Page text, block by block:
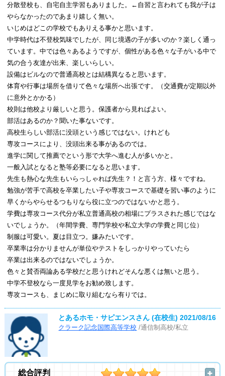
分散登校も、自宅自主学習もありました。←自習と言われても我が子は
やらなかったのであまり嬉しく無い。
いじめはどこの学校でもありえる事かと思います。
中学時代は不登校気味でしたが、同じ境遇の子が多いのか？楽しく通っ
ています。中では色々あるようですが、個性がある色々な子がいる中で
気の合う友達が出来、楽しいらしい。
設備はビルなので普通高校とは結構異なると思います。
体育や行事は場所を借りて色々な場所へ出張です。（交通費が定期以外
に意外とかかる）
校則は他校より厳しいと思う。保護者から見ればよい。
部活はあるのか？聞いた事ないです。
高校生らしい部活に没頭という感じではない。けれども
専攻コースにより、没頭出来る事があるのでは。
進学に関して推薦でという形で大学へ進む人が多いかと。
一般入試となると塾等必要になると思います。
先生も熱心な先生もいらっしゃれば先生？！と言う方、様々ですね。
勉強が苦手で高校を卒業したい子や専攻コースで基礎を習い事のように
早くからやらせるつもりなら役に立つのではないかと思う。
学費は専攻コース代分が私立普通高校の相場にプラスされた感じではな
いでしょうか。（年間学費、専門学校や私立大学の学費と同じ位）
制服は可愛い。夏は目立つ。嫌みたいです。
卒業率は分かりませんが単位やテストをしっかりやっていたら
卒業は出来るのではないでしょうか。
色々と賛否両論ある学校だと思うけれどそんな悪くは無いと思う。
中学不登校なら一度見学をお勧め致します。
専攻コースも、まじめに取り組むなら有りでは。
とあるホモ・サピエンスさん (在校生)2021/08/16
クラーク記念国際高等学校 /通信制高校/私立
総合評判